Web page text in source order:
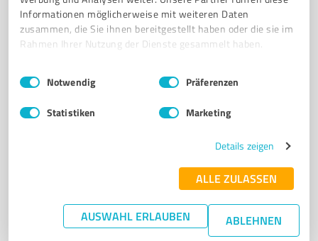
Informationen möglicherweise mit weiteren Daten
zusammen, die Sie ihnen bereitgestellt haben oder die sie im
Rahmen Ihrer Nutzung der Dienste gesammelt haben.
Impressum Datenschutzbestimmungen
Einwilligungsauswahl
Notwendig Präferenzen
Statistiken Marketing
Details zeigen
ALLE ZULASSEN
AUSWAHL ERLAUBEN ABLEHNEN
info@sj-automobile.de www.sj-automobile.de/
4,90 / 5,00
Gebrauchtwagenhändler in Mülheim an der Ruhr -
GEBRAUCHTWAGENHÄNDLER AUTOANKAUF
FORD